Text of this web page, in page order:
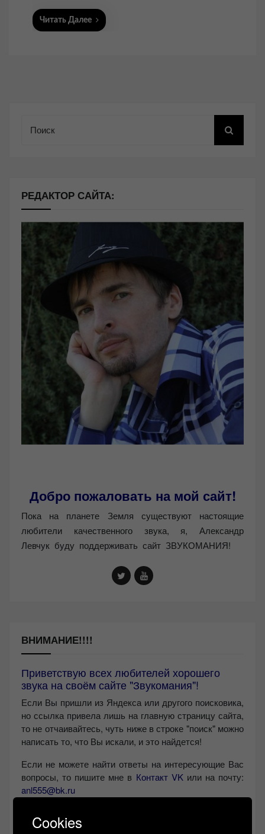
Читать Далее
РЕДАКТОР САЙТА:
Добро пожаловать на мой сайт!
Пока на планете Земля существуют настоящие
любители качественного звука, я, Александр
Левчук буду поддерживать сайт ЗВУКОМАНИЯ!
ВНИМАНИЕ!!!!
Приветствую всех любителей хорошего
звука на своём сайте "Звукомания"!
Если Вы пришли из Яндекса или другого поисковика,
но ссылка привела лишь на главную страницу сайта,
то не отчаивайтесь, чуть ниже в строке "поиск" можно
написать то, что Вы искали, и это найдется!
Если не можете найти ответы на интересующие Вас
вопросы, то пишите мне в Контакт VKили на почту:
anl555@bk.ru
Александр Николаевич!
Cookies